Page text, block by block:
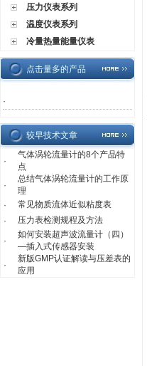
压力仪表系列
温度仪表系列
冷量热量能量仪表
点击量多的产品
·
较早技术文章
·
气体涡轮流量计的8个产品特
点
·
总结气体涡轮流量计的工作原
理
·
常见物质流体近似粘度表
·
压力表检测规程及方法
·
如何安装超声波流量计（四）
—插入式传感器安装
·
新版GMP认证解读与压差表的
应用